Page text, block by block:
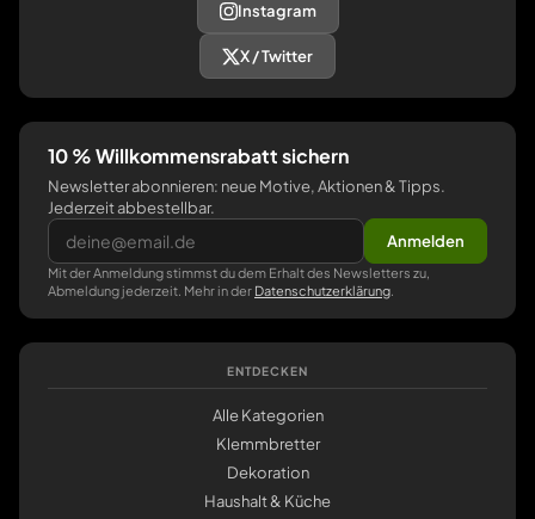
Instagram
X / Twitter
10 % Willkommensrabatt sichern
Newsletter abonnieren: neue Motive, Aktionen & Tipps.
Jederzeit abbestellbar.
Anmelden
Mit der Anmeldung stimmst du dem Erhalt des Newsletters zu,
Abmeldung jederzeit. Mehr in der Datenschutzerklärung
ENTDECKEN
Alle Kategorien
Klemmbretter
Dekoration
Haushalt & Küche